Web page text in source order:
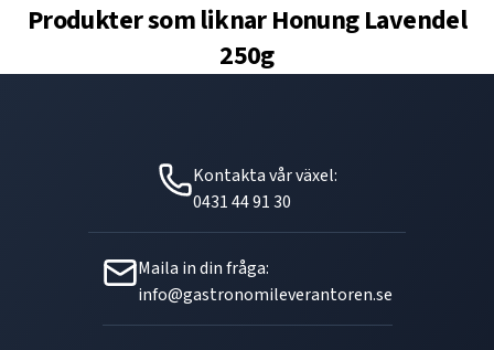
Produkter som liknarHonung Lavendel
250g
Kontakta vår växel:
0431 44 91 30
Maila in din fråga:
info@gastronomileverantoren.se